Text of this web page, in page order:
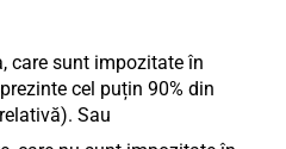
care sunt impozitate în
cel puțin 90% din
Sau